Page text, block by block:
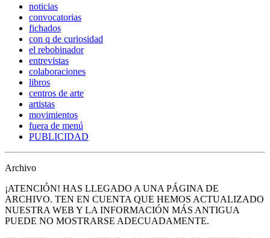
noticias
convocatorias
fichados
con q de curiosidad
el rebobinador
entrevistas
colaboraciones
libros
centros de arte
artistas
movimientos
fuera de menú
PUBLICIDAD
Archivo
¡ATENCIÓN! HAS LLEGADO A UNA PÁGINA DE
ARCHIVO. TEN EN CUENTA QUE HEMOS ACTUALIZADO
NUESTRA WEB Y LA INFORMACIÓN MÁS ANTIGUA
PUEDE NO MOSTRARSE ADECUADAMENTE.